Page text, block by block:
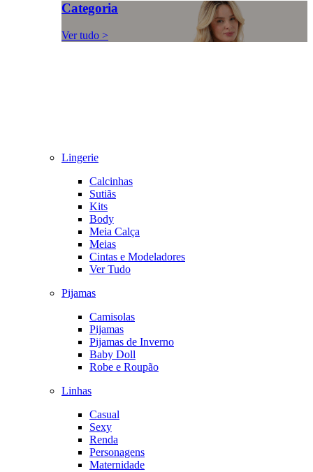
Categoria
Ver tudo >
Lingerie
Calcinhas
Sutiãs
Kits
Body
Meia Calça
Meias
Cintas e Modeladores
Ver Tudo
Pijamas
Camisolas
Pijamas
Pijamas de Inverno
Baby Doll
Robe e Roupão
Linhas
Casual
Sexy
Renda
Personagens
Maternidade